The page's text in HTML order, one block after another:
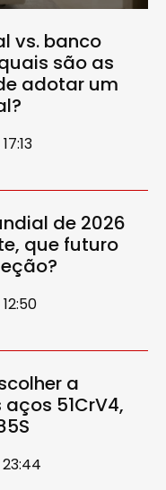
vs. banco
são as
adotar um
de 2026
que futuro
a
51CrV4,
23:44